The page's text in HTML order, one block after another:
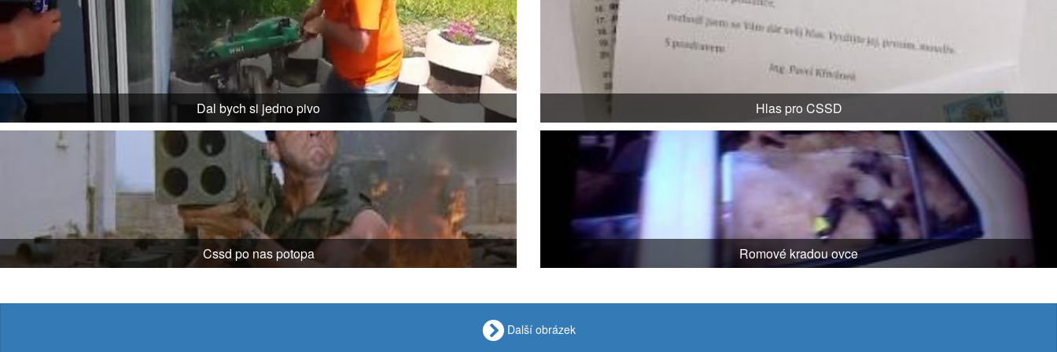
Dal bych si jedno pivo Hlas pro CSSD
Cssd po nas potopa Romové kradou ovce
Další obrázek